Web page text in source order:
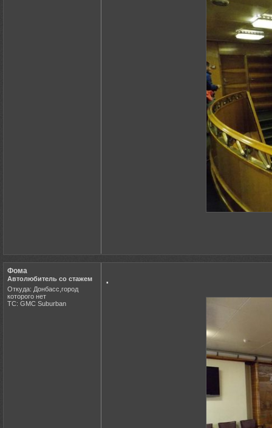
Фома
Автолюбитель со стажем
Откуда: Донбасс,город
которого нет
ТС: GMC Suburban
.